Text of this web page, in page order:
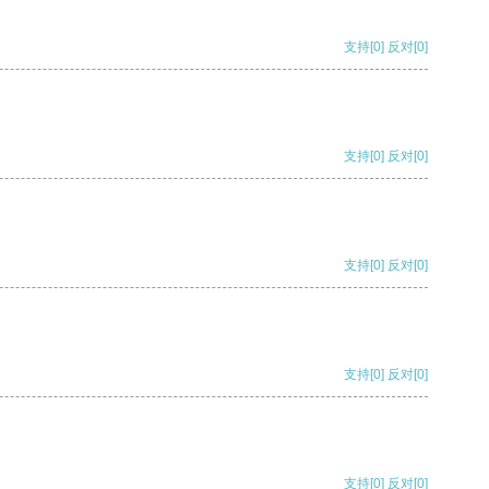
支持[0] 反对[0]
支持[0] 反对[0]
支持[0] 反对[0]
支持[0] 反对[0]
支持[0] 反对[0]